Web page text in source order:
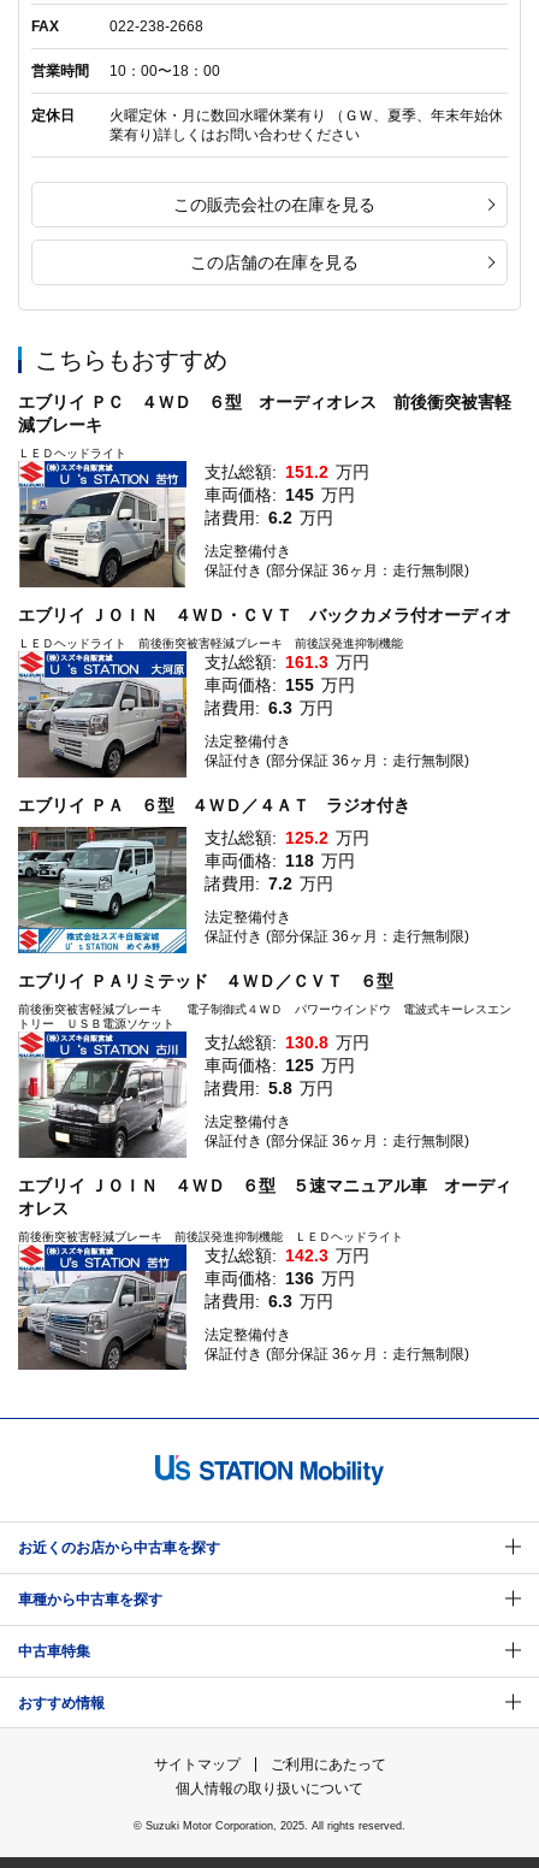
FAX 022-238-2668
営業時間 10：00〜18：00
定休日
火曜定休・月に数回水曜休業有り （ＧＷ、夏季、年末年始休
業有り)詳しくはお問い合わせください
この販売会社の在庫を見る
この店舗の在庫を見る
こちらもおすすめ
エブリイ ＰＣ ４ＷＤ ６型 オーディオレス 前後衝突被害軽
減ブレーキ
ＬＥＤヘッドライト
支払総額: 151.2 万円
車両価格: 145 万円
諸費用: 6.2 万円
法定整備付き
保証付き (部分保証 36ヶ月：走行無制限)
エブリイ ＪＯＩＮ ４ＷＤ・ＣＶＴ バックカメラ付オーディオ
ＬＥＤヘッドライト 前後衝突被害軽減ブレーキ 前後誤発進抑制機能
支払総額: 161.3 万円
車両価格: 155 万円
諸費用: 6.3 万円
法定整備付き
保証付き (部分保証 36ヶ月：走行無制限)
エブリイ ＰＡ ６型 ４ＷＤ／４ＡＴ ラジオ付き
支払総額: 125.2 万円
車両価格: 118 万円
諸費用: 7.2 万円
法定整備付き
保証付き (部分保証 36ヶ月：走行無制限)
エブリイ ＰＡリミテッド ４ＷＤ／ＣＶＴ ６型
前後衝突被害軽減ブレーキ 電子制御式４ＷＤ パワーウインドウ 電波式キーレスエン
トリー ＵＳＢ電源ソケット
支払総額: 130.8 万円
車両価格: 125 万円
諸費用: 5.8 万円
法定整備付き
保証付き (部分保証 36ヶ月：走行無制限)
エブリイ ＪＯＩＮ ４ＷＤ ６型 ５速マニュアル車 オーディ
オレス
前後衝突被害軽減ブレーキ 前後誤発進抑制機能 ＬＥＤヘッドライト
支払総額: 142.3 万円
車両価格: 136 万円
諸費用: 6.3 万円
法定整備付き
保証付き (部分保証 36ヶ月：走行無制限)
お近くのお店から中古車を探す
車種から中古車を探す
中古車特集
おすすめ情報
サイトマップ
ご利用にあたって
個人情報の取り扱いについて
© Suzuki Motor Corporation, 2025. All rights reserved.